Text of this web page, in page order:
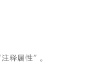
释属性”。